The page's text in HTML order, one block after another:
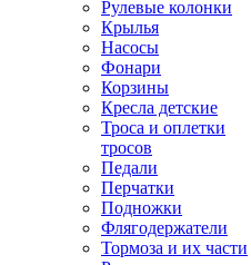
Рулевые колонки
Крылья
Насосы
Фонари
Корзины
Кресла детские
Троса и оплетки
тросов
Педали
Перчатки
Подножки
Флягодержатели
Тормоза и их части